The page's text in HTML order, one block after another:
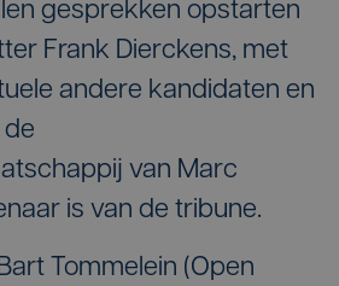
gesprekken opstarten
Frank Dierckens, met
andere kandidaten en
de
van Marc
is van de tribune.
Tommelein (Open